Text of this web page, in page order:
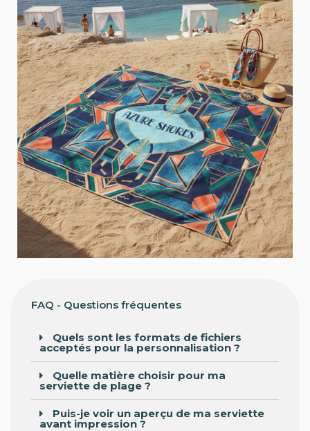
FAQ - Questions fréquentes
Quels sont les formats de fichiers
acceptés pour la personnalisation ?
Quelle matière choisir pour ma
serviette de plage ?
Puis-je voir un aperçu de ma serviette
avant impression ?